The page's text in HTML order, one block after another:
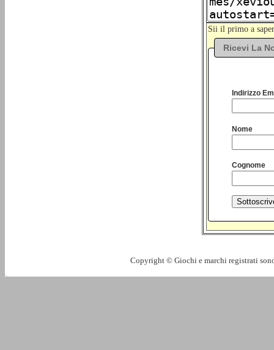
Sii il primo a
Ricevi La
Indirizzo
Nome
Cognome
Copyright © Giochi e marchi registrati